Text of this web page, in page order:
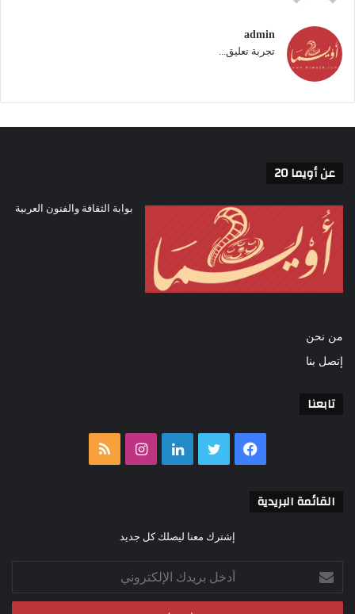
admin
تجربة تعليق...
عن أويما 20
بوابة الثقافة والفنون العربية
من نحن
إتصل بنا
تابعنا
فيسبوك تويتر لينكدإن انستقرام
القائمة البريدية
إشترك معنا ليصلك كل جديد
أدخل
بريدك
الإلكتروني